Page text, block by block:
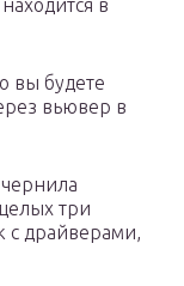
в
вы будете
вьювер в
три
с драйверами,